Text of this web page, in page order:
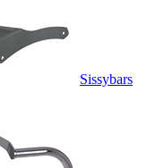
Sissybars